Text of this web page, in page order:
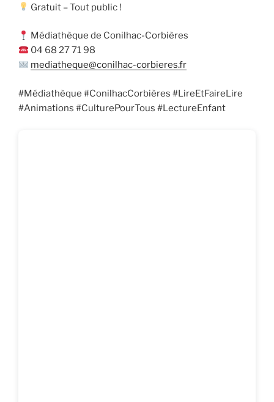
Gratuit – Tout public !
Médiathèque de Conilhac-Corbières
04 68 27 71 98
mediatheque@conilhac-corbieres.fr
#Médiathèque #ConilhacCorbières #LireEtFaireLire
#Animations #CulturePourTous #LectureEnfant